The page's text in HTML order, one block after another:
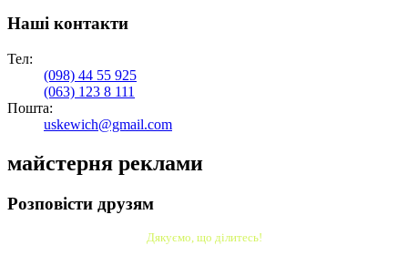
Наші контакти
Тел:
(098) 44 55 925
(063) 123 8 111
Пошта:
uskewich@gmail.com
майстерня реклами
Розповісти друзям
Дякуємо, що ділитесь!